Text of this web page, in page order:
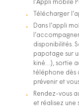
l’Appli mobile
Télécharger
Dans l’appli
disponibilités.
papotage sur
kiné…), sortie
téléphone dès
prévenir et
Rendez-vous
et réalisez une